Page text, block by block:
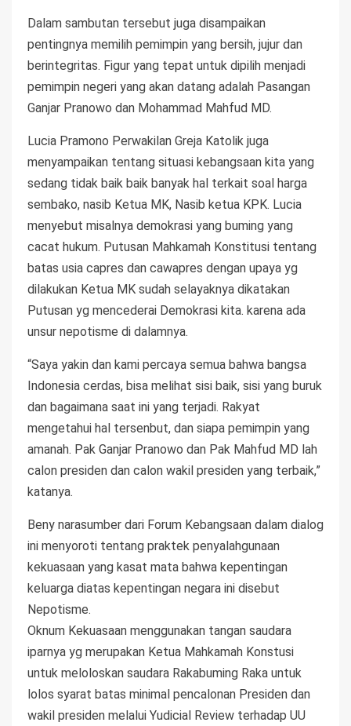
Dalam sambutan tersebut juga disampaikan
pentingnya memilih pemimpin yang bersih, jujur dan
berintegritas. Figur yang tepat untuk dipilih menjadi
pemimpin negeri yang akan datang adalah Pasangan
Ganjar Pranowo dan Mohammad Mahfud MD.
Lucia Pramono Perwakilan Greja Katolik juga
menyampaikan tentang situasi kebangsaan kita yang
sedang tidak baik baik banyak hal terkait soal harga
sembako, nasib Ketua MK, Nasib ketua KPK. Lucia
menyebut misalnya demokrasi yang buming yang
cacat hukum. Putusan Mahkamah Konstitusi tentang
batas usia capres dan cawapres dengan upaya yg
dilakukan Ketua MK sudah selayaknya dikatakan
Putusan yg mencederai Demokrasi kita. karena ada
unsur nepotisme di dalamnya.
“Saya yakin dan kami percaya semua bahwa bangsa
Indonesia cerdas, bisa melihat sisi baik, sisi yang buruk
dan bagaimana saat ini yang terjadi. Rakyat
mengetahui hal tersenbut, dan siapa pemimpin yang
amanah. Pak Ganjar Pranowo dan Pak Mahfud MD lah
calon presiden dan calon wakil presiden yang terbaik,”
katanya.
Beny narasumber dari Forum Kebangsaan dalam dialog
ini menyoroti tentang praktek penyalahgunaan
kekuasaan yang kasat mata bahwa kepentingan
keluarga diatas kepentingan negara ini disebut
Nepotisme.
Oknum Kekuasaan menggunakan tangan saudara
iparnya yg merupakan Ketua Mahkamah Konstusi
untuk meloloskan saudara Rakabuming Raka untuk
lolos syarat batas minimal pencalonan Presiden dan
wakil presiden melalui Yudicial Review terhadap UU